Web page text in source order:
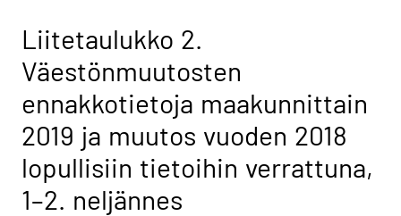
Liitetaulukko 2.
Väestönmuutosten
ennakkotietoja maakunnittain
2019 ja muutos vuoden 2018
lopullisiin tietoihin verrattuna,
1–2. neljännes